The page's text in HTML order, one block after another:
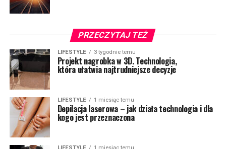
PRZECZYTAJ TEŻ
LIFESTYLE 3 tygodnie temu
Projekt nagrobka w 3D. Technologia,
która ułatwia najtrudniejsze decyzje
LIFESTYLE 1 miesiąc temu
Depilacja laserowa – jak działa technologia i dla
kogo jest przeznaczona
LIFESTYLE 1 miesiąc temu